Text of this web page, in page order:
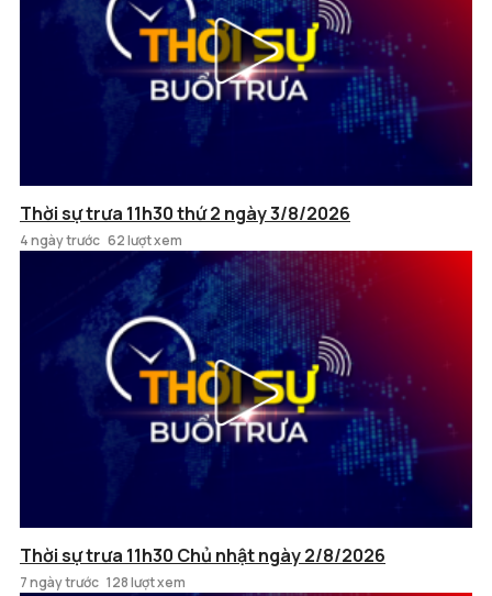
Thời sự trưa 11h30 thứ 2 ngày 3/8/2026
4 ngày trước 62 lượt xem
Thời sự trưa 11h30 Chủ nhật ngày 2/8/2026
7 ngày trước 128 lượt xem